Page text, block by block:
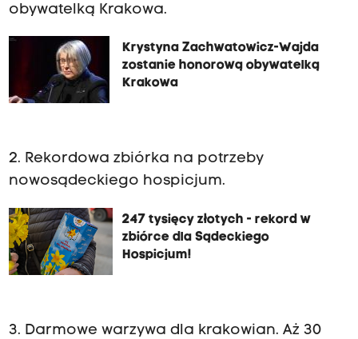
obywatelką Krakowa.
Krystyna Zachwatowicz-Wajda
zostanie honorową obywatelką
Krakowa
2. Rekordowa zbiórka na potrzeby
nowosądeckiego hospicjum.
247 tysięcy złotych - rekord w
zbiórce dla Sądeckiego
Hospicjum!
3. Darmowe warzywa dla krakowian. Aż 30